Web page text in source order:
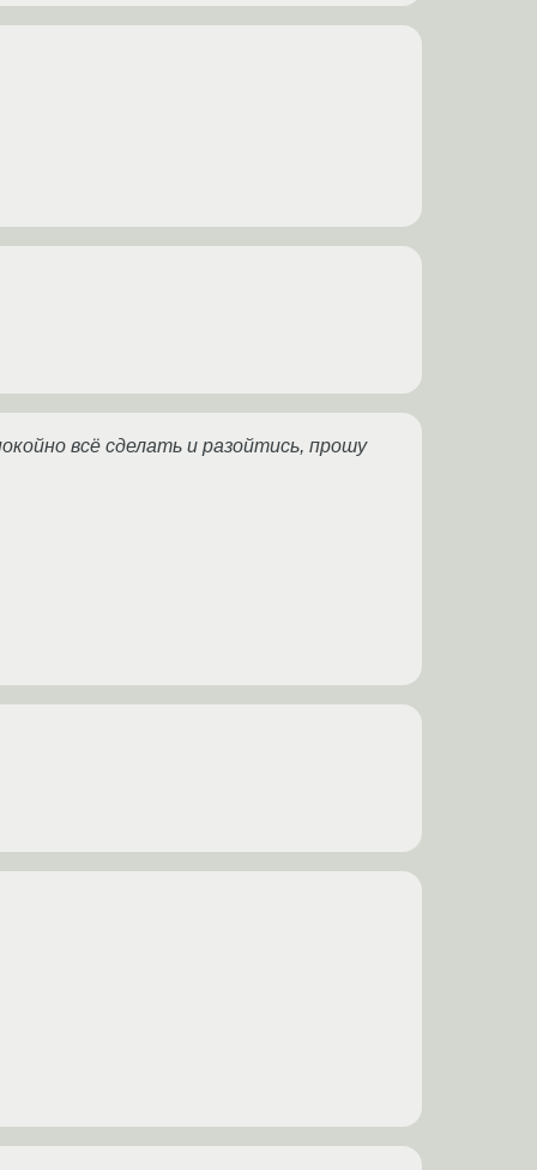
всё сделать и разойтись, прошу